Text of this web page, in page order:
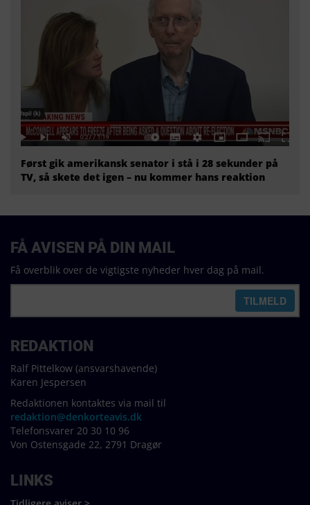
Først gik amerikansk senator i stå i 28 sekunder på
TV, så skete det igen – nu kommer hans reaktion
REDAKTION
Ralf Pittelkow (ansvarshavende)
Karen Jespersen
Redaktionen kontaktes via mail til
redaktion@denkorteavis.dk
Telefonsvarer 20 30 10 96
Von Ostensgade 22, 2791 Dragør
LINKS
FÅ AVISEN PÅ DIN MAIL
Få overblik over de vigtigste nyheder hver dag på mail.